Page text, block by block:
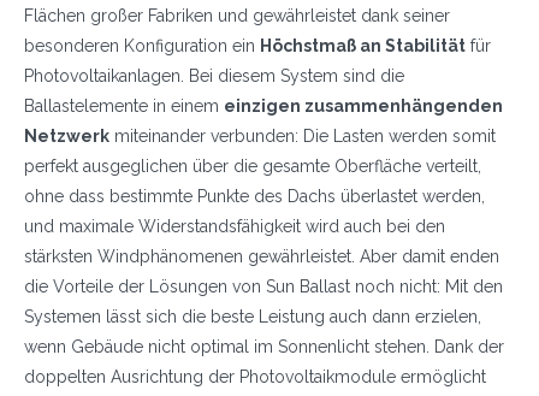
Flächen großer Fabriken und gewährleistet dank seiner
besonderen Konfiguration ein Höchstmaß an Stabilität für
Photovoltaikanlagen. Bei diesem System sind die
Ballastelemente in einem einzigen zusammenhängenden
Netzwerk miteinander verbunden: Die Lasten werden somit
perfekt ausgeglichen über die gesamte Oberfläche verteilt,
ohne dass bestimmte Punkte des Dachs überlastet werden,
und maximale Widerstandsfähigkeit wird auch bei den
stärksten Windphänomenen gewährleistet. Aber damit enden
die Vorteile der Lösungen von Sun Ballast noch nicht: Mit den
Systemen lässt sich die beste Leistung auch dann erzielen,
wenn Gebäude nicht optimal im Sonnenlicht stehen. Dank der
doppelten Ausrichtung der Photovoltaikmodule ermöglicht